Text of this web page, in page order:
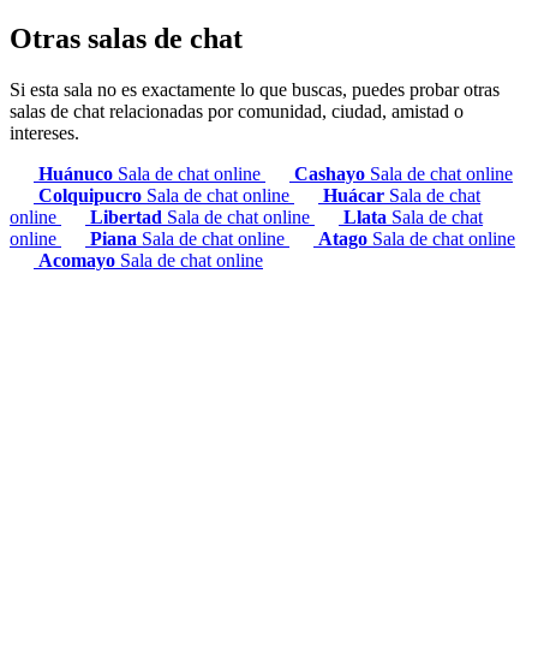
Otras salas de chat
Si esta sala no es exactamente lo que buscas, puedes probar otras
salas de chat relacionadas por comunidad, ciudad, amistad o
intereses.
Huánuco Sala de chat online Cashayo Sala de chat online
Colquipucro Sala de chat online Huácar Sala de chat
online
Libertad Sala de chat online Llata Sala de chat
online
Piana Sala de chat online Atago Sala de chat online
Acomayo Sala de chat online